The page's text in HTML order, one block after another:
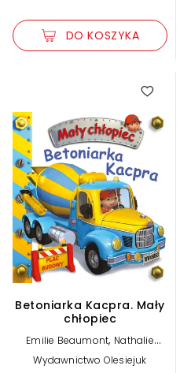
DO KOSZYKA
5.00
Betoniarka Kacpra. Mały
chłopiec
Emilie Beaumont, Nathalie
Belineau
Alexis Nesme (ilustr.)
Wydawnictwo Olesiejuk